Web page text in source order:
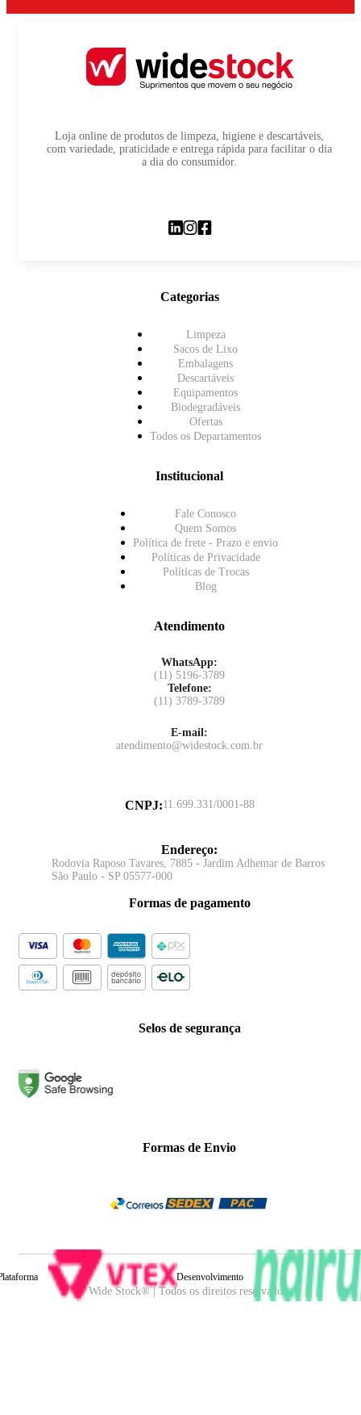
Loja online de produtos de limpeza, higiene e descartáveis,
com variedade, praticidade e entrega rápida para facilitar o dia
a dia do consumidor.
Categorias
Limpeza
Sacos de Lixo
Embalagens
Descartáveis
Equipamentos
Biodegradáveis
Ofertas
Todos os Departamentos
Institucional
Fale Conosco
Quem Somos
Política de frete - Prazo e envio
Políticas de Privacidade
Políticas de Trocas
Blog
Atendimento
WhatsApp:
(11) 5196-3789
Telefone:
(11) 3789-3789
E-mail:
atendimento@widestock.com.br
CNPJ:11.699.331/0001-88
Endereço:
Rodovia Raposo Tavares, 7885 - Jardim Adhemar de Barros
São Paulo - SP 05577-000
Formas de pagamento
Selos de segurança
Formas de Envio
Wide Stock® | Todos os direitos reservados.
Desenvolvimento